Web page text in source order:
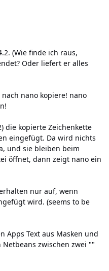
(Wie finde ich raus,
Oder liefert er alles
nano kopiere! nano
die kopierte Zeichenkette
eingefügt. Da wird nichts
und sie bleiben beim
öffnet, dann zeigt nano ein
nur auf, wenn
wird. (seems to be
Apps Text aus Masken und
zwischen zwei ""